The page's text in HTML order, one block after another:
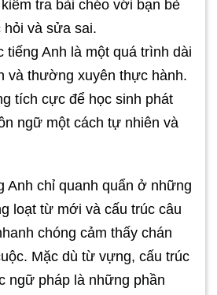
tra bài chéo với bạn bè
hỏi và sửa sai.
tiếng Anh là một quá trình dài
và thường xuyên thực hành.
tích cực để học sinh phát
ngữ một cách tự nhiên và
Anh chỉ quanh quẩn ở những
loạt từ mới và cấu trúc câu
chóng cảm thấy chán
Mặc dù từ vựng, cấu trúc
ngữ pháp là những phần